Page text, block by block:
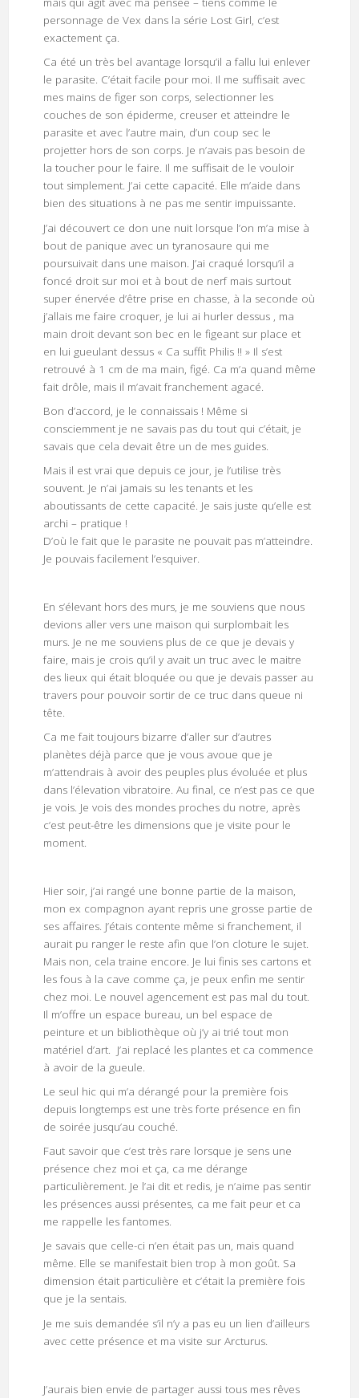
personnage de Vex dans la série Lost Girl, c’est
exactement ça.
Ca été un très bel avantage lorsqu’il a fallu lui enlever
le parasite. C’était facile pour moi. Il me suffisait avec
mes mains de figer son corps, selectionner les
couches de son épiderme, creuser et atteindre le
parasite et avec l’autre main, d’un coup sec le
projetter hors de son corps. Je n’avais pas besoin de
la toucher pour le faire. Il me suffisait de le vouloir
tout simplement. J’ai cette capacité. Elle m’aide dans
bien des situations à ne pas me sentir impuissante.
J’ai découvert ce don une nuit lorsque l’on m’a mise à
bout de panique avec un tyranosaure qui me
poursuivait dans une maison. J’ai craqué lorsqu’il a
foncé droit sur moi et à bout de nerf mais surtout
super énervée d’être prise en chasse, à la seconde où
j’allais me faire croquer, je lui ai hurler dessus , ma
main droit devant son bec en le figeant sur place et
en lui gueulant dessus « Ca suffit Philis !! » Il s’est
retrouvé à 1 cm de ma main, figé. Ca m’a quand même
fait drôle, mais il m’avait franchement agacé.
Bon d’accord, je le connaissais ! Même si
consciemment je ne savais pas du tout qui c’était, je
savais que cela devait être un de mes guides.
Mais il est vrai que depuis ce jour, je l’utilise très
souvent. Je n’ai jamais su les tenants et les
aboutissants de cette capacité. Je sais juste qu’elle est
archi – pratique !
D’où le fait que le parasite ne pouvait pas m’atteindre.
Je pouvais facilement l’esquiver.
En s’élevant hors des murs, je me souviens que nous
devions aller vers une maison qui surplombait les
murs. Je ne me souviens plus de ce que je devais y
faire, mais je crois qu’il y avait un truc avec le maitre
des lieux qui était bloquée ou que je devais passer au
travers pour pouvoir sortir de ce truc dans queue ni
tête.
Ca me fait toujours bizarre d’aller sur d’autres
planètes déjà parce que je vous avoue que je
m’attendrais à avoir des peuples plus évoluée et plus
dans l’élevation vibratoire. Au final, ce n’est pas ce que
je vois. Je vois des mondes proches du notre, après
c’est peut-être les dimensions que je visite pour le
moment.
Hier soir, j’ai rangé une bonne partie de la maison,
mon ex compagnon ayant repris une grosse partie de
ses affaires. J’étais contente même si franchement, il
aurait pu ranger le reste afin que l’on cloture le sujet.
Mais non, cela traine encore. Je lui finis ses cartons et
les fous à la cave comme ça, je peux enfin me sentir
chez moi. Le nouvel agencement est pas mal du tout.
Il m’offre un espace bureau, un bel espace de
peinture et un bibliothèque où j’y ai trié tout mon
matériel d’art. J’ai replacé les plantes et ca commence
à avoir de la gueule.
Le seul hic qui m’a dérangé pour la première fois
depuis longtemps est une très forte présence en fin
de soirée jusqu’au couché.
Faut savoir que c’est très rare lorsque je sens une
présence chez moi et ça, ca me dérange
particulièrement. Je l’ai dit et redis, je n’aime pas sentir
les présences aussi présentes, ca me fait peur et ca
me rappelle les fantomes.
Je savais que celle-ci n’en était pas un, mais quand
même. Elle se manifestait bien trop à mon goût. Sa
dimension était particulière et c’était la première fois
que je la sentais.
Je me suis demandée s’il n’y a pas eu un lien d’ailleurs
avec cette présence et ma visite sur Arcturus.
J’aurais bien envie de partager aussi tous mes rêves